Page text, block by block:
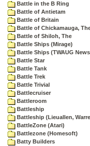
Battle in the B Ring
Battle of Antietam
Battle of Britain
Battle of Chickamauga,
Battle of Shiloh, The
Battle Ships (Mirage)
Battle Ships (TWAUG
Battle Star
Battle Tank
Battle Trek
Battle Trivial
Battlecruiser
Battleroom
Battleship
Battleship (Lieuallen,
BattleZone (Atari)
Battlezone (Homesoft)
Batty Builders